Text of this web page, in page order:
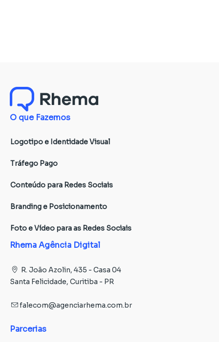
O que Fazemos
Logotipo e Identidade Visual
Tráfego Pago
Conteúdo para Redes Sociais
Branding e Posicionamento
Foto e Vídeo para as Redes Sociais
Rhema Agência Digital
R. João Azolin, 435 - Casa 04
Santa Felicidade, Curitiba - PR
falecom@agenciarhema.com.br
Parcerias